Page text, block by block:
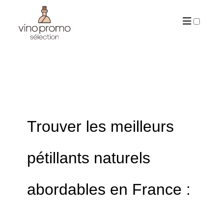
Trouver les meilleurs
pétillants naturels
abordables en France :